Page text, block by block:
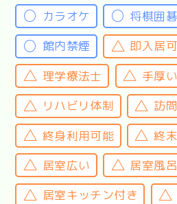
カラオケ
将棋囲碁
館内禁煙
即入居可
理学療法士
手厚
リハビリ体制
訪
終身利用可能
終
居室広い
居室風
居室キッチン付き